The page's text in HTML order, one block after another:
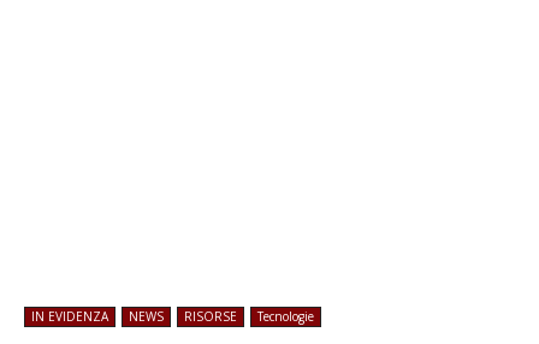
IN EVIDENZA NEWS RISORSE Tecnologie